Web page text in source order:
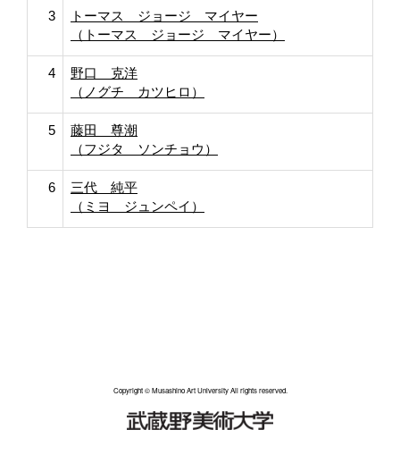
3
トーマス ジョージ マイヤー
（トーマス ジョージ マイヤー）
4
野口 克洋
（ノグチ カツヒロ）
5
藤田 尊潮
（フジタ ソンチョウ）
6
三代 純平
（ミヨ ジュンペイ）
Copyright © Musashino Art University All rights reserved.